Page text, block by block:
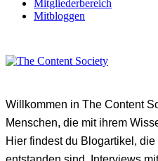
Mitgliederbereich
Mitbloggen
Willkommen in The Content
Menschen, die mit ihrem
Hier findest du Blogartikel,